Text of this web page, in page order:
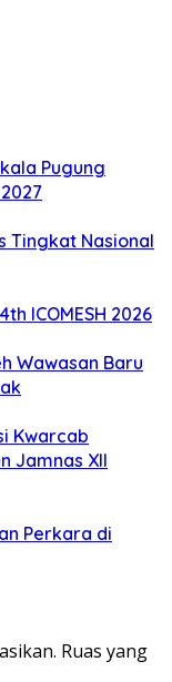
Pugung
Tingkat Nasional
ICOMESH 2026
Wawasan Baru
Kwarcab
Jamnas XII
Perkara di
Ruas yang